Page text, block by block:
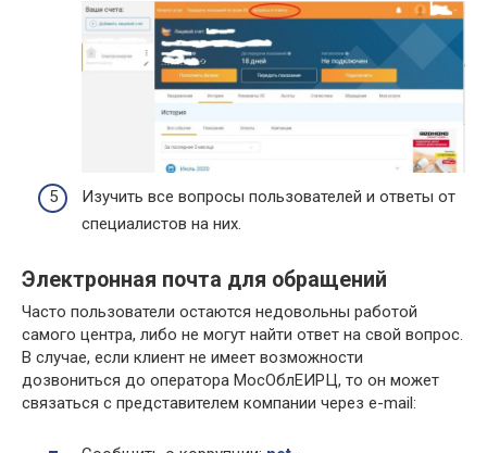
Изучить все вопросы пользователей и ответы от
специалистов на них.
Электронная почта для обращений
Часто пользователи остаются недовольны работой
самого центра, либо не могут найти ответ на свой вопрос.
В случае, если клиент не имеет возможности
дозвониться до оператора МосОблЕИРЦ, то он может
связаться с представителем компании через e-mail: